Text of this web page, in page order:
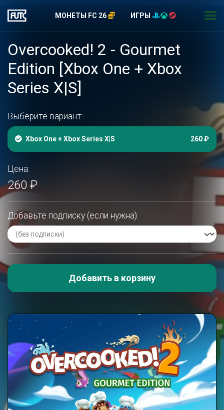
МОНЕТЫ FC 26 ИГРЫ
Overcooked! 2 - Gourmet
Edition [Xbox One + Xbox
Series X|S]
Выберите вариант:
Xbox One + Xbox Series X|S 260 ₽
Цена:
260 ₽
Добавьте подписку (если нужна):
Добавить в корзину